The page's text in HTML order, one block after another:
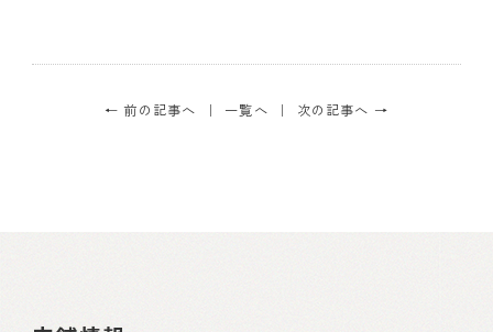
← 前の記事へ 一覧へ 次の記事へ →